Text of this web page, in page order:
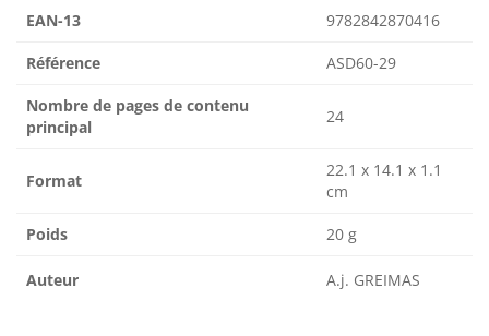
EAN-13 9782842870416
Référence ASD60-29
Nombre de pages de contenu
principal
24
Format
22.1 x 14.1 x 1.1
cm
Poids 20 g
Auteur A.j. GREIMAS